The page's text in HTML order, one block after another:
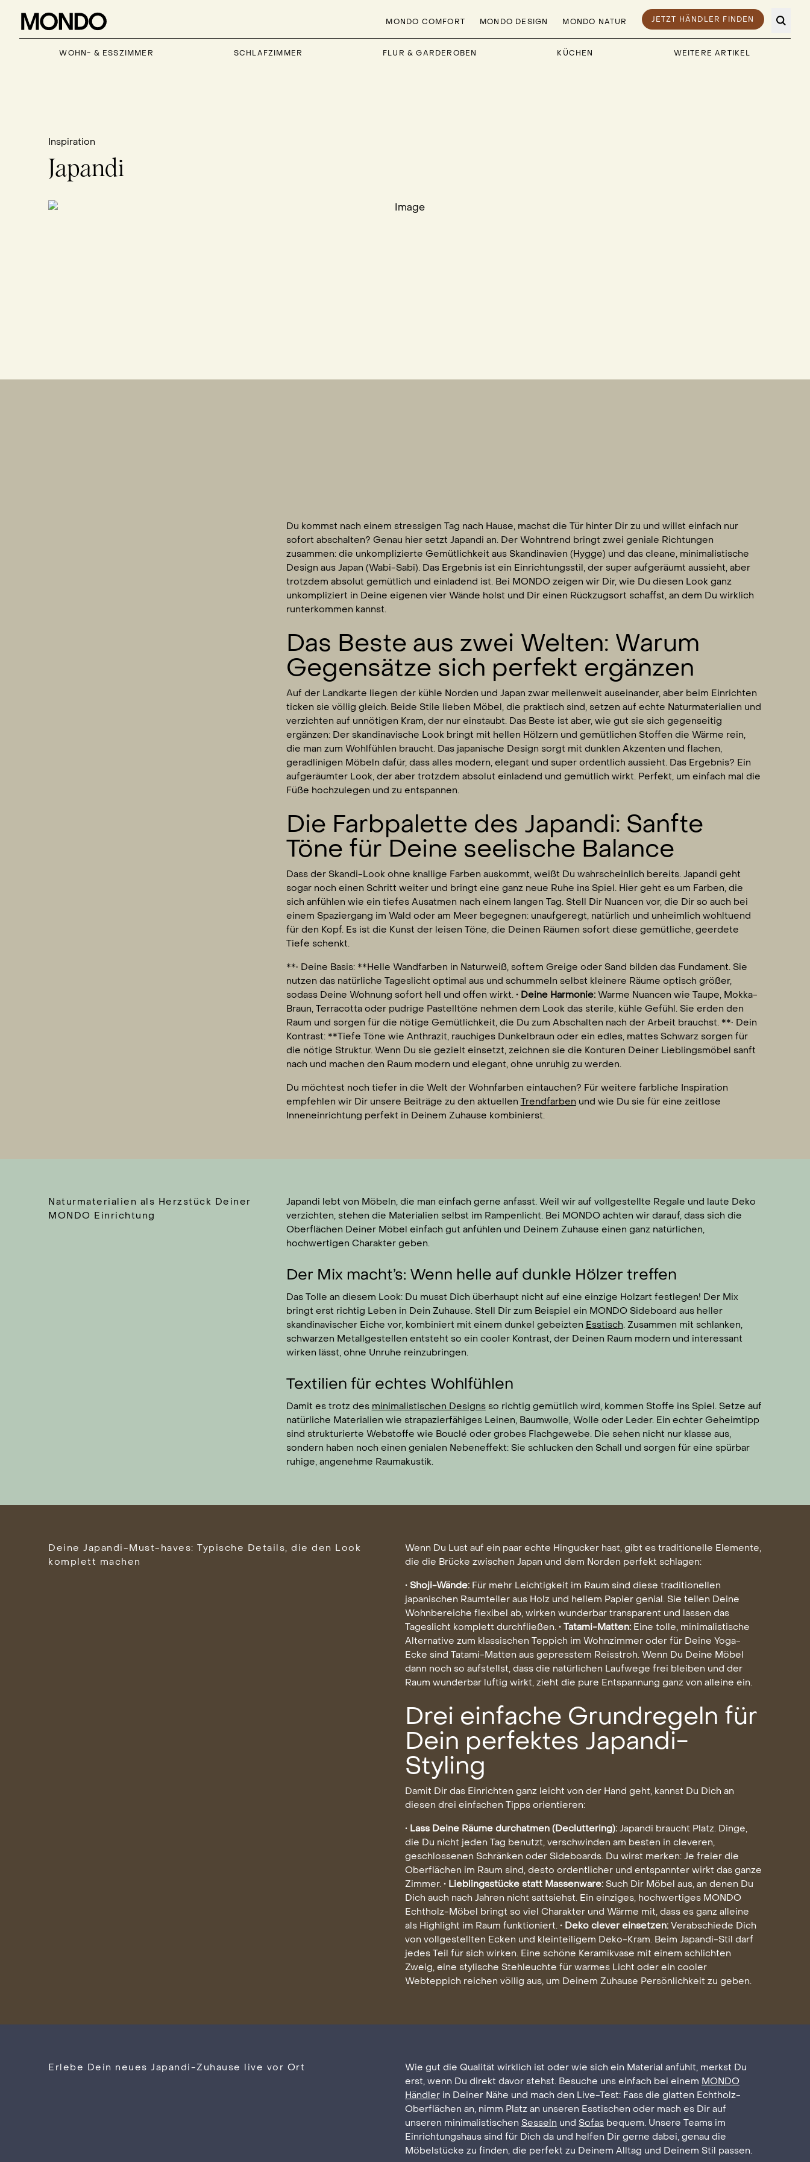
MONDO COMFORT MONDO DESIGN MONDO NATUR JETZT HÄNDLER FINDEN
WOHN- & ESSZIMMER SCHLAFZIMMER FLUR & GARDEROBEN KÜCHEN WEITERE ARTIKEL
Inspiration
Japandi
Du kommst nach einem stressigen Tag nach Hause, machst die Tür hinter Dir zu und willst einfach nur
sofort abschalten? Genau hier setzt Japandi an. Der Wohntrend bringt zwei geniale Richtungen
zusammen: die unkomplizierte Gemütlichkeit aus Skandinavien (Hygge) und das cleane, minimalistische
Design aus Japan (Wabi-Sabi). Das Ergebnis ist ein Einrichtungsstil, der super aufgeräumt aussieht, aber
trotzdem absolut gemütlich und einladend ist. Bei MONDO zeigen wir Dir, wie Du diesen Look ganz
unkompliziert in Deine eigenen vier Wände holst und Dir einen Rückzugsort schaffst, an dem Du wirklich
runterkommen kannst.
Das Beste aus zwei Welten: Warum
Gegensätze sich perfekt ergänzen
Auf der Landkarte liegen der kühle Norden und Japan zwar meilenweit auseinander, aber beim Einrichten
ticken sie völlig gleich. Beide Stile lieben Möbel, die praktisch sind, setzen auf echte Naturmaterialien und
verzichten auf unnötigen Kram, der nur einstaubt. Das Beste ist aber, wie gut sie sich gegenseitig
ergänzen: Der skandinavische Look bringt mit hellen Hölzern und gemütlichen Stoffen die Wärme rein,
die man zum Wohlfühlen braucht. Das japanische Design sorgt mit dunklen Akzenten und flachen,
geradlinigen Möbeln dafür, dass alles modern, elegant und super ordentlich aussieht. Das Ergebnis? Ein
aufgeräumter Look, der aber trotzdem absolut einladend und gemütlich wirkt. Perfekt, um einfach mal die
Füße hochzulegen und zu entspannen.
Die Farbpalette des Japandi: Sanfte
Töne für Deine seelische Balance
Dass der Skandi-Look ohne knallige Farben auskommt, weißt Du wahrscheinlich bereits. Japandi geht
sogar noch einen Schritt weiter und bringt eine ganz neue Ruhe ins Spiel. Hier geht es um Farben, die
sich anfühlen wie ein tiefes Ausatmen nach einem langen Tag. Stell Dir Nuancen vor, die Dir so auch bei
einem Spaziergang im Wald oder am Meer begegnen: unaufgeregt, natürlich und unheimlich wohltuend
für den Kopf. Es ist die Kunst der leisen Töne, die Deinen Räumen sofort diese gemütliche, geerdete
Tiefe schenkt.
**• Deine Basis: **Helle Wandfarben in Naturweiß, softem Greige oder Sand bilden das Fundament. Sie
nutzen das natürliche Tageslicht optimal aus und schummeln selbst kleinere Räume optisch größer,
sodass Deine Wohnung sofort hell und offen wirkt. • Deine Harmonie:Warme Nuancen wie Taupe, Mokka-
Braun, Terracotta oder pudrige Pastelltöne nehmen dem Look das sterile, kühle Gefühl. Sie erden den
Raum und sorgen für die nötige Gemütlichkeit, die Du zum Abschalten nach der Arbeit brauchst. **• Dein
Kontrast: **Tiefe Töne wie Anthrazit, rauchiges Dunkelbraun oder ein edles, mattes Schwarz sorgen für
die nötige Struktur. Wenn Du sie gezielt einsetzt, zeichnen sie die Konturen Deiner Lieblingsmöbel sanft
nach und machen den Raum modern und elegant, ohne unruhig zu werden.
Du möchtest noch tiefer in die Welt der Wohnfarben eintauchen? Für weitere farbliche Inspiration
empfehlen wir Dir unsere Beiträge zu den aktuellen Trendfarben und wie Du sie für eine zeitlose
Inneneinrichtung perfekt in Deinem Zuhause kombinierst.
Naturmaterialien als Herzstück Deiner
MONDO Einrichtung
Japandi lebt von Möbeln, die man einfach gerne anfasst. Weil wir auf vollgestellte Regale und laute Deko
verzichten, stehen die Materialien selbst im Rampenlicht. Bei MONDO achten wir darauf, dass sich die
Oberflächen Deiner Möbel einfach gut anfühlen und Deinem Zuhause einen ganz natürlichen,
hochwertigen Charakter geben.
Der Mix macht’s: Wenn helle auf dunkle Hölzer treffen
Das Tolle an diesem Look: Du musst Dich überhaupt nicht auf eine einzige Holzart festlegen! Der Mix
bringt erst richtig Leben in Dein Zuhause. Stell Dir zum Beispiel ein MONDO Sideboard aus heller
skandinavischer Eiche vor, kombiniert mit einem dunkel gebeizten Esstisch. Zusammen mit schlanken,
schwarzen Metallgestellen entsteht so ein cooler Kontrast, der Deinen Raum modern und interessant
wirken lässt, ohne Unruhe reinzubringen.
Textilien für echtes Wohlfühlen
Damit es trotz des minimalistischen Designsso richtig gemütlich wird, kommen Stoffe ins Spiel. Setze auf
natürliche Materialien wie strapazierfähiges Leinen, Baumwolle, Wolle oder Leder. Ein echter Geheimtipp
sind strukturierte Webstoffe wie Bouclé oder grobes Flachgewebe. Die sehen nicht nur klasse aus,
sondern haben noch einen genialen Nebeneffekt: Sie schlucken den Schall und sorgen für eine spürbar
ruhige, angenehme Raumakustik.
Deine Japandi-Must-haves: Typische Details, die den Look
komplett machen
Wenn Du Lust auf ein paar echte Hingucker hast, gibt es traditionelle Elemente,
die die Brücke zwischen Japan und dem Norden perfekt schlagen:
• Shoji-Wände: Für mehr Leichtigkeit im Raum sind diese traditionellen
japanischen Raumteiler aus Holz und hellem Papier genial. Sie teilen Deine
Wohnbereiche flexibel ab, wirken wunderbar transparent und lassen das
Tageslicht komplett durchfließen. • Tatami-Matten: Eine tolle, minimalistische
Alternative zum klassischen Teppich im Wohnzimmer oder für Deine Yoga-
Ecke sind Tatami-Matten aus gepresstem Reisstroh. Wenn Du Deine Möbel
dann noch so aufstellst, dass die natürlichen Laufwege frei bleiben und der
Raum wunderbar luftig wirkt, zieht die pure Entspannung ganz von alleine ein.
Drei einfache Grundregeln für
Dein perfektes Japandi-
Styling
Damit Dir das Einrichten ganz leicht von der Hand geht, kannst Du Dich an
diesen drei einfachen Tipps orientieren:
• Lass Deine Räume durchatmen (Decluttering): Japandi braucht Platz. Dinge,
die Du nicht jeden Tag benutzt, verschwinden am besten in cleveren,
geschlossenen Schränken oder Sideboards. Du wirst merken: Je freier die
Oberflächen im Raum sind, desto ordentlicher und entspannter wirkt das ganze
Zimmer. • Lieblingsstücke statt Massenware: Such Dir Möbel aus, an denen Du
Dich auch nach Jahren nicht sattsiehst. Ein einziges, hochwertiges MONDO
Echtholz-Möbel bringt so viel Charakter und Wärme mit, dass es ganz alleine
als Highlight im Raum funktioniert. • Deko clever einsetzen: Verabschiede Dich
von vollgestellten Ecken und kleinteiligem Deko-Kram. Beim Japandi-Stil darf
jedes Teil für sich wirken. Eine schöne Keramikvase mit einem schlichten
Zweig, eine stylische Stehleuchte für warmes Licht oder ein cooler
Webteppich reichen völlig aus, um Deinem Zuhause Persönlichkeit zu geben.
Erlebe Dein neues Japandi-Zuhause live vor Ort
Wie gut die Qualität wirklich ist oder wie sich ein Material anfühlt, merkst Du
erst, wenn Du direkt davor stehst. Besuche uns einfach bei einem MONDO
Händler in Deiner Nähe und mach den Live-Test: Fass die glatten Echtholz-
Oberflächen an, nimm Platz an unseren Esstischen oder mach es Dir auf
unseren minimalistischen Sesseln und Sofas bequem. Unsere Teams im
Einrichtungshaus sind für Dich da und helfen Dir gerne dabei, genau die
Möbelstücke zu finden, die perfekt zu Deinem Alltag und Deinem Stil passen.